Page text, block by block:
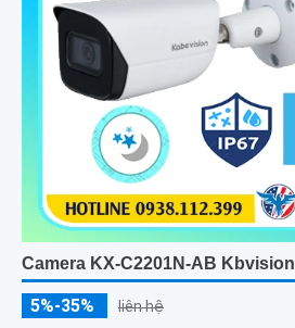
Camera KX-C2201N-AB Kbvision
5%-35% liên hệ